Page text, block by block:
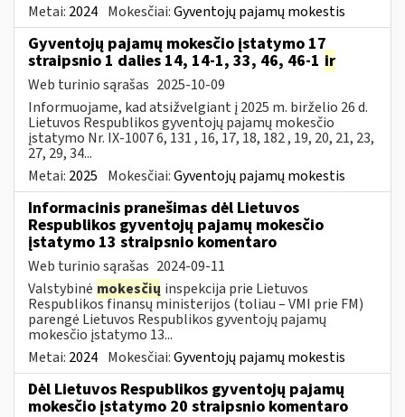
Metai: 2024 Mokesčiai:Gyventojų pajamų mokestis
Gyventojų pajamų mokesčio įstatymo 17
straipsnio 1 dalies 14, 14-1, 33, 46, 46-1 ir
Web turinio sąrašas 2025-10-09
Informuojame, kad atsižvelgiant į 2025 m. birželio 26 d.
Lietuvos Respublikos gyventojų pajamų mokesčio
įstatymo Nr. IX-1007 6, 131 , 16, 17, 18, 182 , 19, 20, 21, 23,
27, 29, 34...
Metai: 2025 Mokesčiai:Gyventojų pajamų mokestis
Informacinis pranešimas dėl Lietuvos
Respublikos gyventojų pajamų mokesčio
įstatymo 13 straipsnio komentaro
Web turinio sąrašas 2024-09-11
Valstybinė mokesčių inspekcija prie Lietuvos
Respublikos finansų ministerijos (toliau – VMI prie FM)
parengė Lietuvos Respublikos gyventojų pajamų
mokesčio įstatymo 13...
Metai: 2024 Mokesčiai:Gyventojų pajamų mokestis
Dėl Lietuvos Respublikos gyventojų pajamų
mokesčio įstatymo 20 straipsnio komentaro